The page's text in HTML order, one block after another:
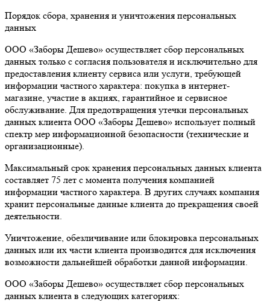
Порядок сбора, хранения и уничтожения персональных
данных
ООО «Заборы Дешево» осуществляет сбор персональных
данных только с согласия пользователя и исключительно для
предоставления клиенту сервиса или услуги, требующей
информации частного характера: покупка в интернет-
магазине, участие в акциях, гарантийное и сервисное
обслуживание. Для предотвращения утечки персональных
данных клиента ООО «Заборы Дешево» использует полный
спектр мер информационной безопасности (технические и
организационные).
Максимальный срок хранения персональных данных клиента
составляет 75 лет с момента получения компанией
информации частного характера. В других случаях компания
хранит персональные данные клиента до прекращения своей
деятельности.
Уничтожение, обезличивание или блокировка персональных
данных или их части клиента производится для исключения
возможности дальнейшей обработки данной информации.
ООО «Заборы Дешево» осуществляет сбор персональных
данных клиента в следующих категориях: